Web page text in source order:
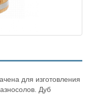
для изготовления
Дуб